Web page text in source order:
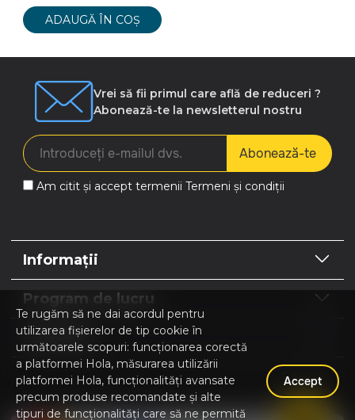
ADAUGĂ ÎN COȘ
Vrei să fii primul care află de reduceri ?
Abonează-te la newsletterul nostru
Abonează-te
Am citit și accept termenii Termeni și condiții
Informații
Program de lucru
Contacte
Hola | Magazin online Home & Garden © 2026
Te rugăm să ne dai acordul pentru
utilizarea fișierelor de tip cookie în
următoarele scopuri: funcționarea corectă
a platformei Hola, măsurarea utilizării
platformei Hola, funcționalități avansate
precum produse recomandate și alte
tipuri de funcționalități care să ne permită
Accept